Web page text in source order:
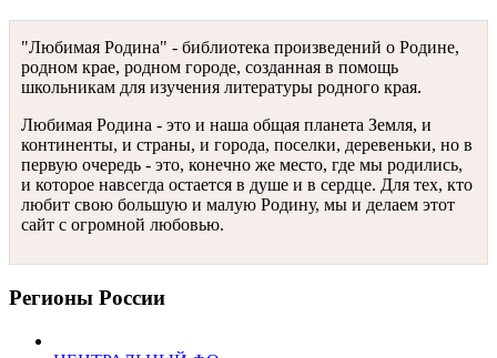
"Любимая Родина" - библиотека произведений о Родине,
родном крае, родном городе, созданная в помощь
школьникам для изучения литературы родного края.
Любимая Родина - это и наша общая планета Земля, и
континенты, и страны, и города, поселки, деревеньки, но в
первую очередь - это, конечно же место, где мы родились,
и которое навсегда остается в душе и в сердце. Для тех, кто
любит свою большую и малую Родину, мы и делаем этот
сайт с огромной любовью.
Регионы России